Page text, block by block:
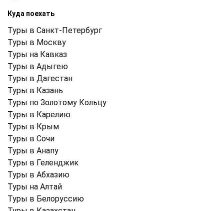
Куда поехать
Туры в Санкт-Петербург
Туры в Москву
Туры на Кавказ
Туры в Адыгею
Туры в Дагестан
Туры в Казань
Туры по Золотому Кольцу
Туры в Карелию
Туры в Крым
Туры в Cочи
Туры в Анапу
Туры в Геленджик
Туры в Абхазию
Туры на Алтай
Туры в Белоруссию